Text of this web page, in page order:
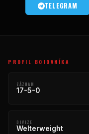
TELEGRAM
PROFIL BOJOVNÍKA
ZÁZNAM
17-5-0
DIVIZE
Welterweight